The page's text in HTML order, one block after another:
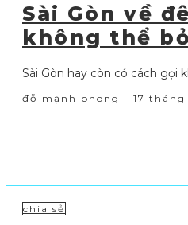
Sài Gòn về
không thể
Sài Gòn hay còn có cách gọi
đỗ mạnh phong - 17 tháng
chia sẻ